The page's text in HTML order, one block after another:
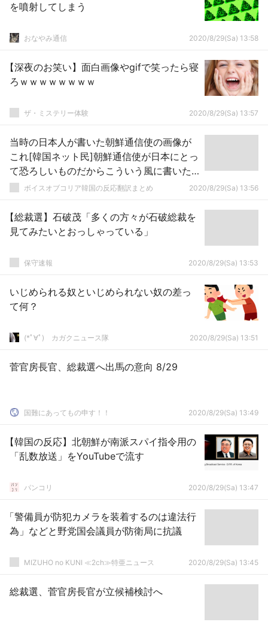
を噴射してしまう
おなやみ通信 2020/8/29(Sa) 13:58
【深夜のお笑い】面白画像やgifで笑ったら寝
ろｗｗｗｗｗｗｗｗ
ザ・ミステリー体験 2020/8/29(Sa) 13:57
当時の日本人が書いた朝鮮通信使の画像が
これ[韓国ネット民]朝鮮通信使が日本にとっ
て恐ろしいものだからこういう風に書いた
んだろうな
ボイスオブコリア韓国の反応翻訳まとめ 2020/8/29(Sa) 13:56
【総裁選】石破茂「多くの方々が石破総裁を
見てみたいとおっしゃっている」
保守速報 2020/8/29(Sa) 13:53
いじめられる奴といじめられない奴の差っ
て何？
(*ﾟ∀ﾟ)ゞカガクニュース隊 2020/8/29(Sa) 13:51
菅官房長官、総裁選へ出馬の意向 8/29
国難にあってもの申す！！ 2020/8/29(Sa) 13:49
【韓国の反応】北朝鮮が南派スパイ指令用の
「乱数放送」をYouTubeで流す
パンコリ 2020/8/29(Sa) 13:47
「警備員が防犯カメラを装着するのは違法行
為」などと野党国会議員が防衛局に抗議
MIZUHO no KUNI ≪2ch≫特亜ニュース 2020/8/29(Sa) 13:45
総裁選、菅官房長官が立候補検討へ